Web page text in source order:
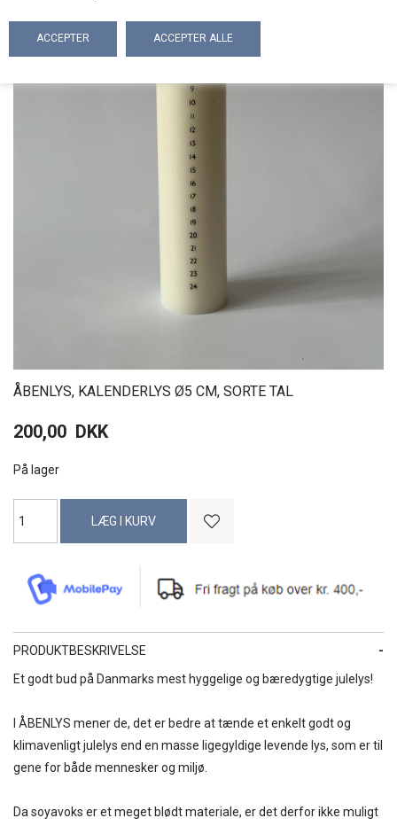
ÅBENLYS, KALENDERLYS Ø5 CM, SORTE TAL
200,00 DKK
På lager
PRODUKTBESKRIVELSE
Et godt bud på Danmarks mest hyggelige og bæredygtige julelys!
I ÅBENLYS mener de, det er bedre at tænde et enkelt godt og
klimavenligt julelys end en masse ligegyldige levende lys, som er til
gene for både mennesker og miljø.
Da soyavoks er et meget blødt materiale, er det derfor ikke muligt